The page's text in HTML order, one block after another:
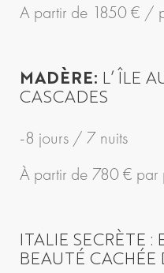
A partir de 1850 € /
MADÈRE: L’ ÎLE
CASCADES
-8 jours / 7 nuits
À partir de 780 € par
ITALIE SECRÈTE :
BEAUTÉ CACHÉE